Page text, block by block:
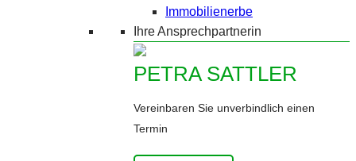
Immobilienerbe
Ihre Ansprechpartnerin
PETRA SATTLER
Vereinbaren Sie unverbindlich einen
Termin